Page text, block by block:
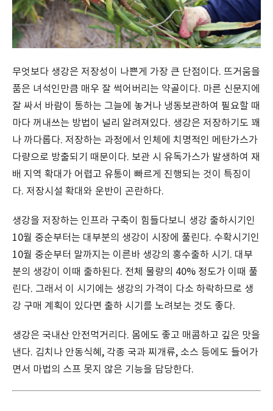
무엇보다 생강은 저장성이 나쁜게 가장 큰 단점이다. 뜨거움을
품은 녀석인만큼 매우 잘 썩어버리는 약골이다. 마른 신문지에
잘 싸서 바람이 통하는 그늘에 놓거나 냉동보관하여 필요할 때
마다 꺼내쓰는 방법이 널리 알려져있다. 생강은 저장하기도 꽤
나 까다롭다. 저장하는 과정에서 인체에 치명적인 메탄가스가
다량으로 방출되기 때문이다. 보관 시 유독가스가 발생하여 재
배 지역 확대가 어렵고 유통이 빠르게 진행되는 것이 특징이
다. 저장시설 확대와 운반이 곤란하다.
생강을 저장하는 인프라 구축이 힘들다보니 생강 출하시기인
10월 중순부터는 대부분의 생강이 시장에 풀린다. 수확시기인
10월 중순부터 말까지는 이른바 생강의 홍수출하 시기. 대부
분의 생강이 이때 출하된다. 전체 물량의 40% 정도가 이때 풀
린다. 그래서 이 시기에는 생강의 가격이 다소 하락하므로 생
강 구매 계획이 있다면 출하 시기를 노려보는 것도 좋다.
생강은 국내산 안전먹거리다. 몸에도 좋고 매콤하고 깊은 맛을
낸다. 김치나 안동식혜, 각종 국과 찌개류, 소스 등에도 들어가
면서 마법의 스프 못지 않은 기능을 담당한다.